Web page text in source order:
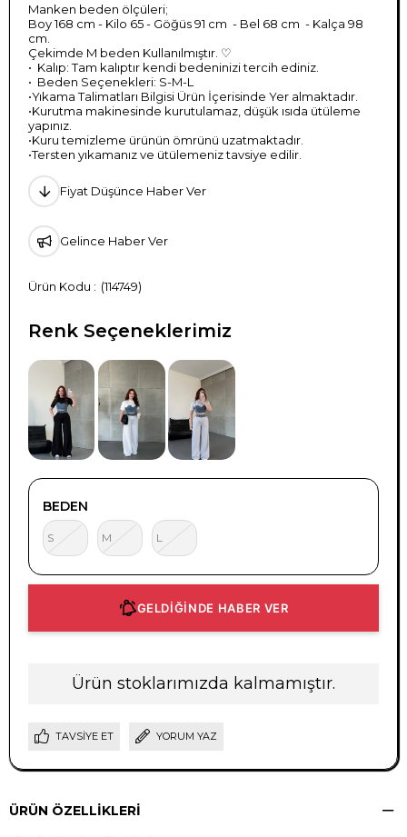
Manken beden ölçüleri;
Boy 168 cm - Kilo 65 - Göğüs 91 cm - Bel 68 cm - Kalça 98
cm.
Çekimde M beden Kullanılmıştır. ♡
•⁠ ⁠Kalıp: Tam kalıptır kendi bedeninizi tercih ediniz.
•⁠ ⁠Beden Seçenekleri: S-M-L
•Yıkama Talimatları Bilgisi Ürün İçerisinde Yer almaktadır.
•Kurutma makinesinde kurutulamaz, düşük ısıda ütüleme
yapınız.
•Kuru temizleme ürünün ömrünü uzatmaktadır.
•Tersten yıkamanız ve ütülemeniz tavsiye edilir.
Fiyat Düşünce Haber Ver
Gelince Haber Ver
(114749)
Renk Seçeneklerimiz
TÜKENDI TÜKENDI TÜKENDI
BEDEN
S M L
GELDİĞİNDE HABER VER
Ürün stoklarımızda kalmamıştır.
TAVSIYE ET YORUM YAZ
ÜRÜN ÖZELLIKLERI